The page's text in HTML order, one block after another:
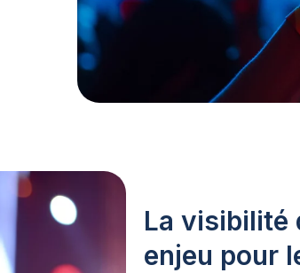
La visibilité
enjeu pour